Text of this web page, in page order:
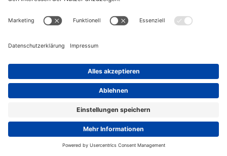
Datenschutzerklärung Impressum
Community-Software: WoltLab Suite™ 6.2.4